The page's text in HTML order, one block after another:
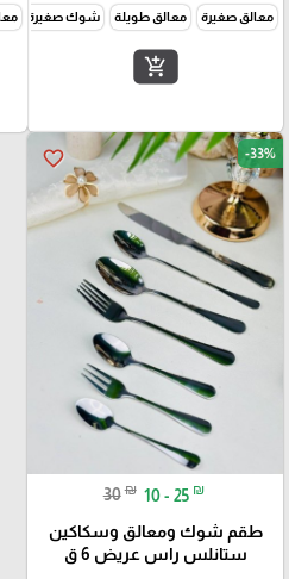
معالق صغيرة معالق طويلة شوك صغيرة
add_shopping_cart
favorite_border -33%
30 ₪ 10 - 25 ₪
طقم شوك ومعالق وسكاكين
ستانلس راس عريض 6 ق